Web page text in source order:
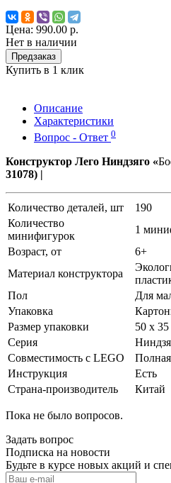
Цена: 990.00 р.
Нет в наличии
Предзаказ
Купить в 1 клик
Описание
Характеристики
Вопрос - Ответ 0
Конструктор Лего Ниндзяго «
31078) |
Количество деталей, шт
190
Количество
минифигурок
1
Возраст, от
6+
Материал конструктора
Пол
Для
Упаковка
Размер упаковки
50 х
Серия
Совместимость с LEGO
Полная
Инструкция
Есть
Страна-производитель
Китай
Пока не было вопросов.
Задать вопрос
Подписка на новости
Будьте в курсе новых акций и